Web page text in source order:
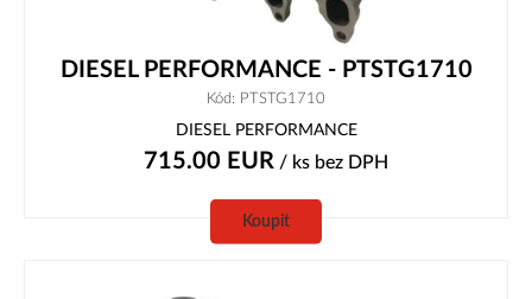
DIESEL PERFORMANCE - PTSTG1710
Kód: PTSTG1710
DIESEL PERFORMANCE
715.00 EUR / ks bez DPH
Koupit